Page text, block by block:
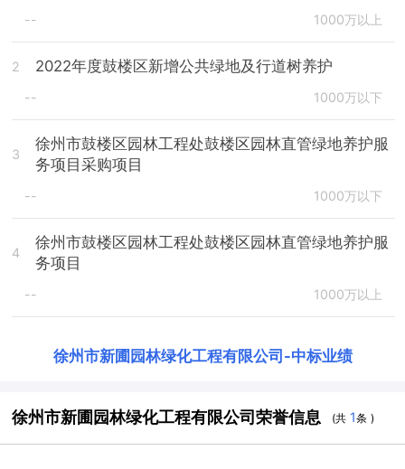
-- 1000万以上
2 2022年度鼓楼区新增公共绿地及行道树养护
-- 1000万以下
3
徐州市鼓楼区园林工程处鼓楼区园林直管绿地养护服
务项目采购项目
-- 1000万以下
4
徐州市鼓楼区园林工程处鼓楼区园林直管绿地养护服
务项目
-- 1000万以上
徐州市新圃园林绿化工程有限公司 -中标业绩
徐州市新圃园林绿化工程有限公司荣誉信息 (共 1条 )